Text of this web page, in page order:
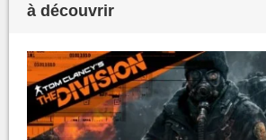
à découvrir